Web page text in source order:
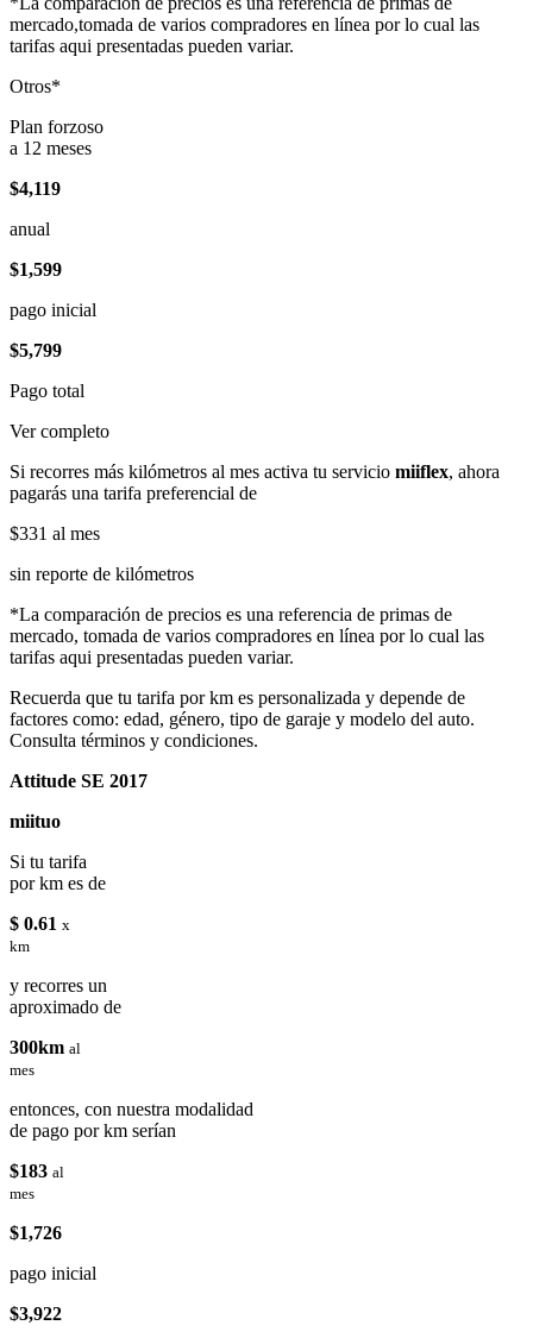
mercado,tomada de varios compradores en línea por lo cual las
tarifas aqui presentadas pueden variar.
Otros*
Plan forzoso
a 12 meses
$4,119
anual
$1,599
pago inicial
$5,799
Pago total
Ver completo
Si recorres más kilómetros al mes activa tu servicio miiflex, ahora
pagarás una tarifa preferencial de
$331 al mes
sin reporte de kilómetros
*La comparación de precios es una referencia de primas de
mercado, tomada de varios compradores en línea por lo cual las
tarifas aqui presentadas pueden variar.
Recuerda que tu tarifa por km es personalizada y depende de
factores como: edad, género, tipo de garaje y modelo del auto.
Consulta términos y condiciones.
Attitude SE 2017
miituo
Si tu tarifa
por km es de
$ 0.61 x
km
y recorres un
aproximado de
300km al
mes
entonces, con nuestra modalidad
de pago por km serían
$183 al
mes
$1,726
pago inicial
$3,922